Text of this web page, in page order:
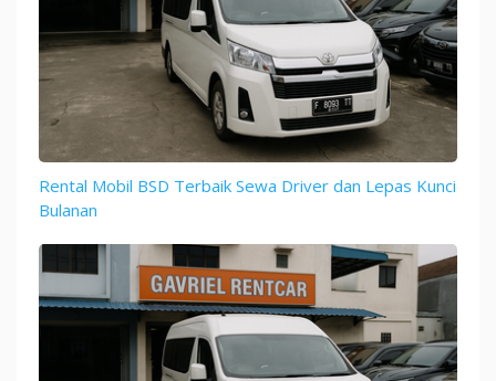
Rental Mobil BSD Terbaik Sewa Driver dan Lepas Kunci
Bulanan